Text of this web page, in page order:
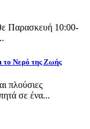
Παρασκευή 10:00-
το Νερό της Ζωής
πλούσιες
σε ένα...